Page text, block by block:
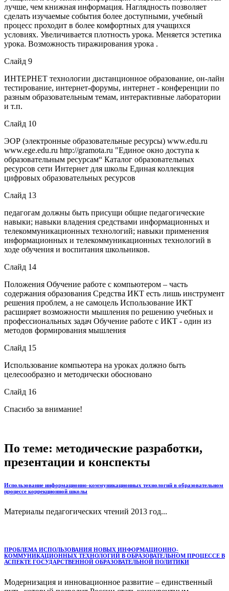
лучше, чем книжная информация. Наглядность позволяет
сделать изучаемые события более доступными, учебный
процесс проходит в более комфортных для учащихся
условиях. Увеличивается плотность урока. Меняется эстетика
урока. Возможность тиражирования урока .
Слайд 9
ИНТЕРНЕТ технологии дистанционное образование, он-лайн
тестирование, интернет-форумы, интернет - конференции по
разным образовательным темам, интерактивные лаборатории
и т.п.
Слайд 10
ЭОР (электронные образовательные ресурсы) www.edu.ru
www.ege.edu.ru http://gramota.ru "Единое окно доступа к
образовательным ресурсам“ Каталог образовательных
ресурсов сети Интернет для школы Единая коллекция
цифровых образовательных ресурсов
Слайд 13
педагогам должны быть присущи общие педагогические
навыки; навыки владения средствами информационных и
телекоммуникационных технологий; навыки применения
информационных и телекоммуникационных технологий в
ходе обучения и воспитания школьников.
Слайд 14
Положения Обучение работе с компьютером – часть
содержания образования Средства ИКТ есть лишь инструмент
решения проблем, а не самоцель Использование ИКТ
расширяет возможности мышления по решению учебных и
профессиональных задач Обучение работе с ИКТ - один из
методов формирования мышления
Слайд 15
Использование компьютера на уроках должно быть
целесообразно и методически обосновано
Слайд 16
Спасибо за внимание!
По теме: методические разработки,
презентации и конспекты
Использование информационно-коммуникационных технологий в образовательном
процессе коррекционной школы
Материалы педагогических чтений 2013 год...
ПРОБЛЕМА ИСПОЛЬЗОВАНИЯ НОВЫХ ИНФОРМАЦИОННО-
КОММУНИКАЦИОННЫХ ТЕХНОЛОГИЙ В ОБРАЗОВАТЕЛЬНОМ ПРОЦЕССЕ В
АСПЕКТЕ ГОСУДАРСТВЕННОЙ ОБРАЗОВАТЕЛЬНОЙ ПОЛИТИКИ
Модернизация и инновационное развитие – единственный